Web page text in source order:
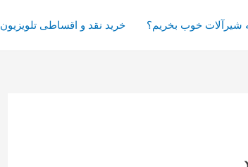
شیرآلات خوب بخریم؟ خرید نقد و اقساطی تلویزیون